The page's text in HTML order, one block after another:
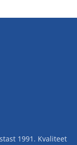
1991. Kvaliteet